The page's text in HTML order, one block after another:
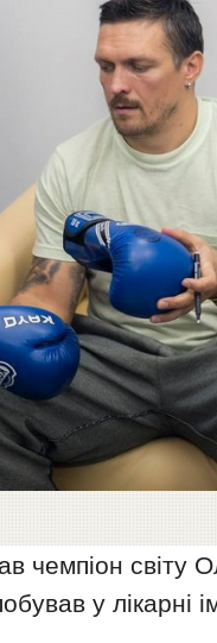
чемпіон світу
у лікарні